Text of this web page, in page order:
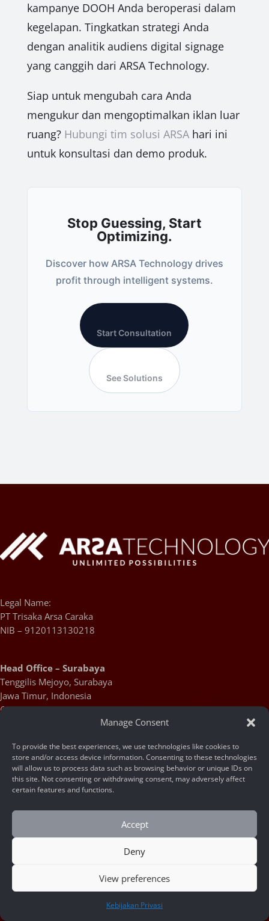
Manage Consent
To provide the best experiences, we use technologies like cookies to
store and/or access device information. Consenting to these technologies
will allow us to process data such as browsing behavior or unique IDs on
this site. Not consenting or withdrawing consent, may adversely affect
certain features and functions.
Accept
Deny
View preferences
Kebijakan Privasi
kampanye DOOH Anda beroperasi dalam
kegelapan. Tingkatkan strategi Anda
dengan analitik audiens digital signage
yang canggih dari ARSA Technology.
Siap untuk mengubah cara Anda
mengukur dan mengoptimalkan iklan luar
ruang? Hubungi tim solusi ARSAhari ini
untuk konsultasi dan demo produk.
Stop Guessing, Start
Optimizing.
Discover how ARSA Technology drives
profit through intelligent systems.
Start Consultation
See Solutions
Legal Name:
PT Trisaka Arsa Caraka
NIB – 9120113130218
Head Office – Surabaya
Tenggilis Mejoyo, Surabaya
Jawa Timur, Indonesia
60299
R&D Facility – Yogyakarta
Jl. Palagan Tentara Pelajar KM. 13, Ngaglik, Kab. Sleman, DI
Yogyakarta, Indonesia 55581
Products
Face Recognition API
Face Recognition SDK
AI Video Analytic Software
HUBUNGI KAMI